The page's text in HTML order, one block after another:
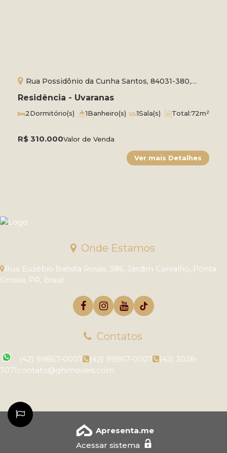
Residência - Uvaranas
R$ 310.000Valor de Venda
Rua Possidônio da Cunha Santos, 84031-380,
Uvaranas, Ponta Grossa, Paraná, Brasil
2Dormitório(s) 1Banheiro(s) 1Sala(s) Total:72m²
Onde Estamos
Rua Euzébio Batista Rosas, 386, Jardim Carvalho, Ponta
Grossa, PR, Brasil
Contatos
(42) 99867-0007 (42) 99867-0007
(42) 3028-
7071contato@ghimoveis.com